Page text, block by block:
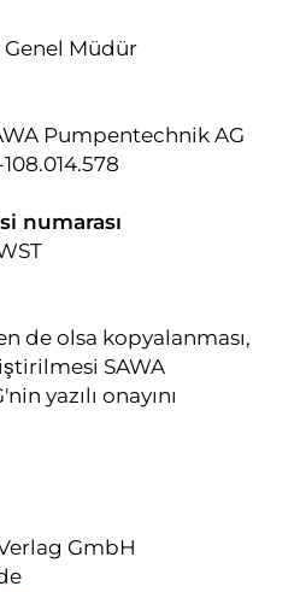
Genel Müdür
Pumpentechnik AG
numarası
de olsa kopyalanması,
SAWA
yazılı onayını
GmbH